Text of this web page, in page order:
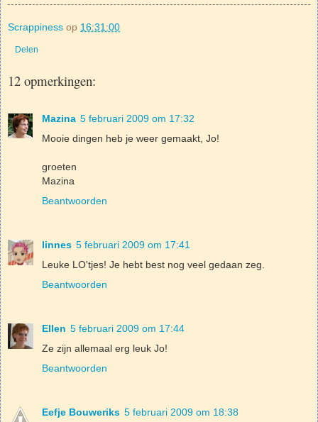
Scrappiness op 16:31:00
Delen
12 opmerkingen:
Mazina 5 februari 2009 om 17:32
Mooie dingen heb je weer gemaakt, Jo!
groeten
Mazina
Beantwoorden
linnes 5 februari 2009 om 17:41
Leuke LO'tjes! Je hebt best nog veel gedaan zeg.
Beantwoorden
Ellen 5 februari 2009 om 17:44
Ze zijn allemaal erg leuk Jo!
Beantwoorden
Eefje Bouweriks 5 februari 2009 om 18:38